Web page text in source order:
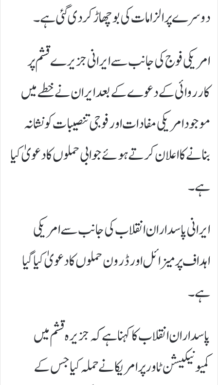
دوسرے پر الزامات کی بوچھاڑ کر دی گئی ہے۔
امریکی فوج کی جانب سے ایرانی جزیرے قشم پر
کارروائی کے دعوے کے بعد ایران نے خطے میں
موجود امریکی مفادات اور فوجی تنصیبات کو نشانہ
بنانے کا اعلان کرتے ہوئے جوابی حملوں کا دعویٰ کیا
ہے۔
ایرانی پاسداران انقلاب کی جانب سے امریکی
اہداف پر میزائل اور ڈرون حملوں کا دعویٰ کیا گیا
ہے۔
پاسداران انقلاب کا کہنا ہے کہ جزیرہ قشم میں
کمیونیکیشن ٹاور پر امریکا نے حملہ کیا جس کے